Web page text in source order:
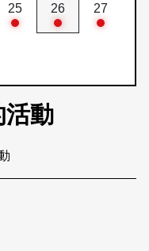
25 26 27
活動